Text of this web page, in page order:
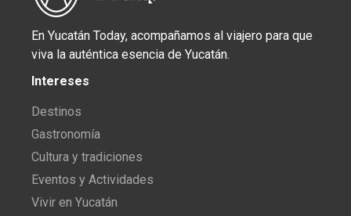
En Yucatán Today, acompañamos al viajero para que
viva la auténtica esencia de Yucatán.
Intereses
Destinos
Gastronomía
Cultura y tradiciones
Eventos y Actividades
Vivir en Yucatán